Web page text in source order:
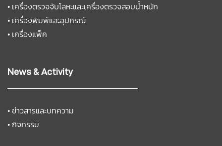
• เครื่องตรวจจับโลหะและเครื่องตรวจสอบน้ำหนัก
• เครื่องพิมพ์และอุปกรณ์
• เครื่องแพ็ค
News & Activity
•ข่าวสารและบทความ
•กิจกรรม